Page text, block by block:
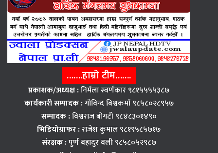
…….हाम्रो टीम…….
प्रकाशक/अध्यक्ष :निर्मला स्वर्णकार ९८१५५५५३८७
कार्यकारी सम्पादक :गोविन्द बिश्वकर्मा ९८५८०२८९५७
सम्पादक :विश्वराज बाेगटी ९८४८३०१४९०
भिडियोग्राफर :राजेश कुमाल ९८१९५८५७१७
संरक्षक :पुर्ण बहादुर वली ९८५८०५२९८७